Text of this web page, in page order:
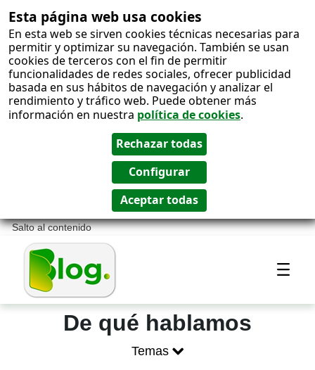
Esta página web usa cookies
En esta web se sirven cookies técnicas necesarias para
permitir y optimizar su navegación. También se usan
cookies de terceros con el fin de permitir
funcionalidades de redes sociales, ofrecer publicidad
basada en sus hábitos de navegación y analizar el
rendimiento y tráfico web. Puede obtener más
información en nuestra política de cookies.
Salto al contenido
Blog ONCE -
De qué hablamos
Temas